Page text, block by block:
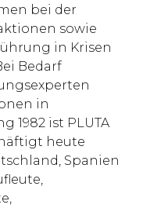
bei der
sowie
in Krisen
Bedarf
in
1982 ist PLUTA
heute
Spanien